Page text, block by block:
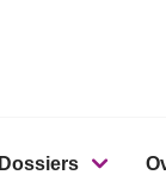
Dossiers